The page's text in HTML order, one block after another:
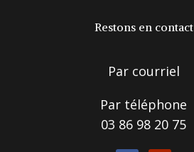
Restons en contact
Par courriel
Par téléphone
03 86 98 20 75